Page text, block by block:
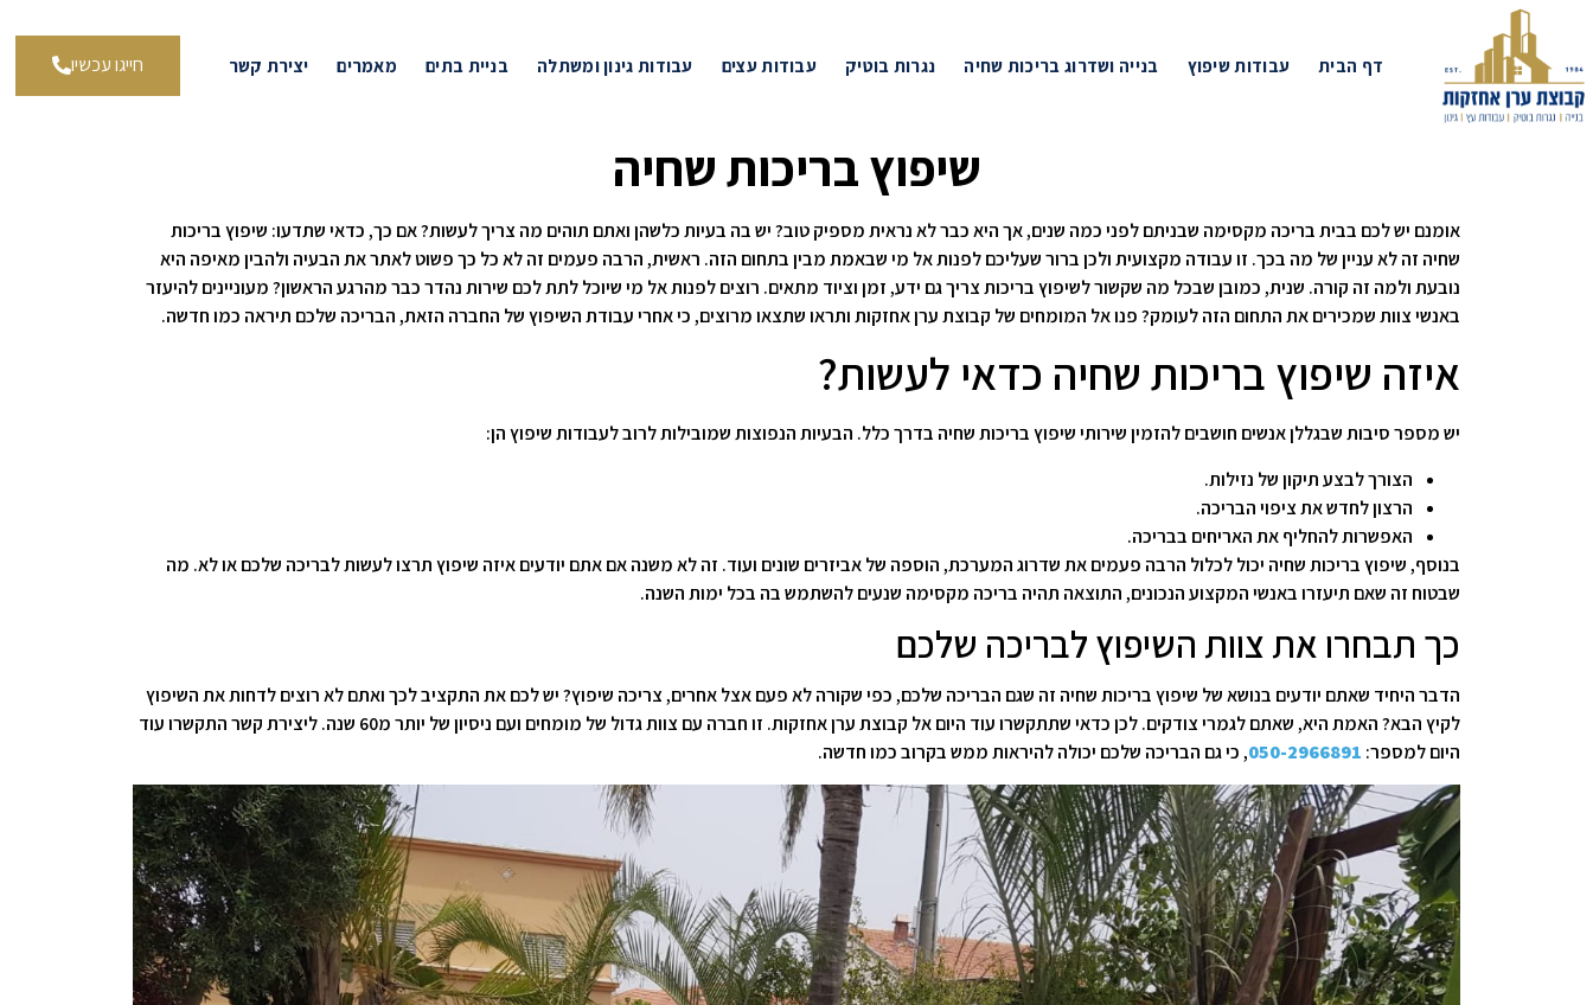
דף הבית עבודות שיפוץ בנייה ושדרוג בריכות שחיה נגרות בוטיק עבודות עצים עבודות גינון ומשתלה בניית בתים מאמרים יצירת קשר חייגו עכשיו
שיפוץ בריכות שחיה
אומנם יש לכם בבית בריכה מקסימה שבניתם לפני כמה שנים, אך היא כבר לא נראית מספיק טוב? יש בה בעיות כלשהן ואתם תוהים מה צריך לעשות? אם כך, כדאי שתדעו: שיפוץ בריכות
שחיה זה לא עניין של מה בכך. זו עבודה מקצועית ולכן ברור שעליכם לפנות אל מי שבאמת מבין בתחום הזה. ראשית, הרבה פעמים זה לא כל כך פשוט לאתר את הבעיה ולהבין מאיפה היא
נובעת ולמה זה קורה. שנית, כמובן שבכל מה שקשור לשיפוץ בריכות צריך גם ידע, זמן וציוד מתאים. רוצים לפנות אל מי שיוכל לתת לכם שירות נהדר כבר מהרגע הראשון? מעוניינים להיעזר
באנשי צוות שמכירים את התחום הזה לעומק? פנו אל המומחים של קבוצת ערן אחזקות ותראו שתצאו מרוצים, כי אחרי עבודת השיפוץ של החברה הזאת, הבריכה שלכם תיראה כמו חדשה.
איזה שיפוץ בריכות שחיה כדאי לעשות?
יש מספר סיבות שבגללן אנשים חושבים להזמין שירותי שיפוץ בריכות שחיה בדרך כלל. הבעיות הנפוצות שמובילות לרוב לעבודות שיפוץ הן:
הצורך לבצע תיקון של נזילות.
הרצון לחדש את ציפוי הבריכה.
האפשרות להחליף את האריחים בבריכה.
בנוסף, שיפוץ בריכות שחיה יכול לכלול הרבה פעמים את שדרוג המערכת, הוספה של אביזרים שונים ועוד. זה לא משנה אם אתם יודעים איזה שיפוץ תרצו לעשות לבריכה שלכם או לא. מה
שבטוח זה שאם תיעזרו באנשי המקצוע הנכונים, התוצאה תהיה בריכה מקסימה שנעים להשתמש בה בכל ימות השנה.
כך תבחרו את צוות השיפוץ לבריכה שלכם
הדבר היחיד שאתם יודעים בנושא של שיפוץ בריכות שחיה זה שגם הבריכה שלכם, כפי שקורה לא פעם אצל אחרים, צריכה שיפוץ? יש לכם את התקציב לכך ואתם לא רוצים לדחות את השיפוץ
לקיץ הבא? האמת היא, שאתם לגמרי צודקים. לכן כדאי שתתקשרו עוד היום אל קבוצת ערן אחזקות. זו חברה עם צוות גדול של מומחים ועם ניסיון של יותר מ60 שנה. ליצירת קשר התקשרו עוד
היום למספר: 050-2966891, כי גם הבריכה שלכם יכולה להיראות ממש בקרוב כמו חדשה.